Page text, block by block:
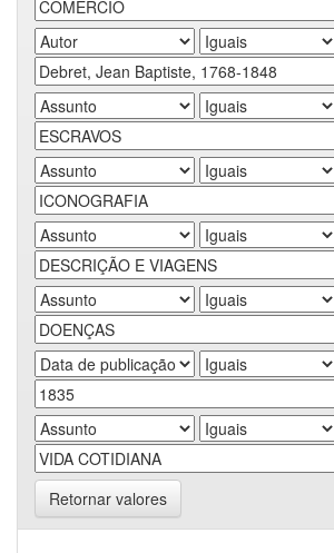
Retornar valores